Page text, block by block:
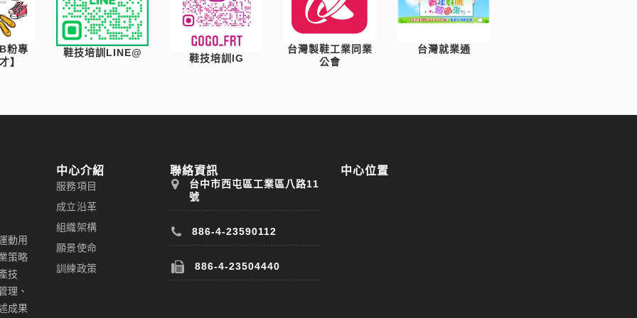
粉專
】
鞋技培訓LINE@ 鞋技培訓IG
台灣製鞋工業同業
公會
台灣就業通
動用
策略
技
理、
成果
中心介紹
服務項目
成立沿革
組織架構
願景使命
訓練政策
聯絡資訊
台中市西屯區工業區八路11
號
886-4-23590112
886-4-23504440
中心位置